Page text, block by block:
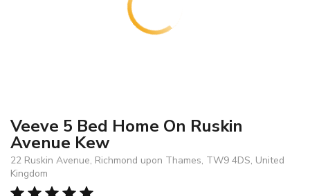
Veeve 5 Bed Home On Ruskin
Avenue Kew
22 Ruskin Avenue, Richmond upon Thames, TW9 4DS, United
Kingdom